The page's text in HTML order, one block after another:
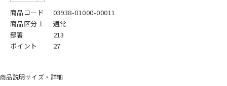
商品コード
03938-01000-00011
商品区分１
通常
部署
213
ポイント
27
商品説明サイズ・詳細